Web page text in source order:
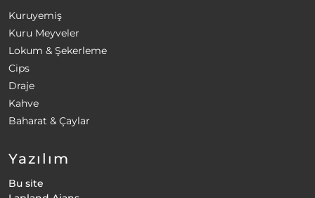
Kuruyemiş
Kuru Meyveler
Lokum & Şekerleme
Cips
Draje
Kahve
Baharat & Çaylar
Yazılım
Bu site